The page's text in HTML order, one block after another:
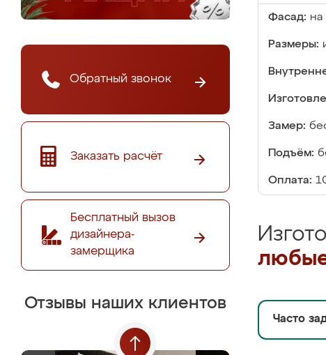
Обратный звонок
Заказать расчёт
Бесплатный вызов
дизайнера-
замерщика
Отзывы наших клиентов
Фасад: на
Размеры:
Замер:
Подъём:
Оплата:
Часто